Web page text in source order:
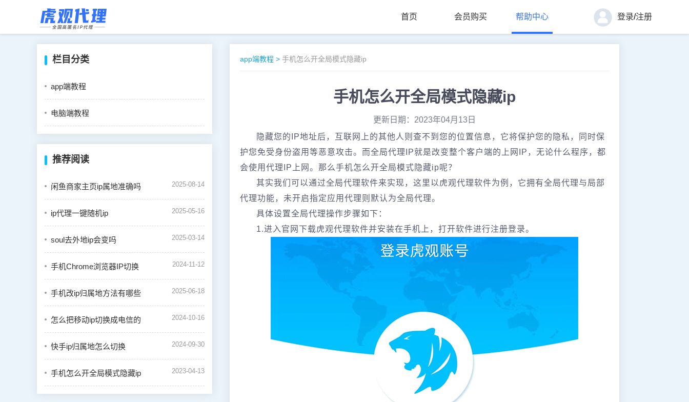
首页 会员购买 帮助中心 登录/注册
栏目分类
app端教程
电脑端教程
推荐阅读
闲鱼商家主页ip属地准确吗 2025-08-14
ip代理一键随机ip 2025-05-16
soul去外地ip会变吗 2025-03-14
手机Chrome浏览器IP切换 2024-11-12
手机改ip归属地方法有哪些 2025-06-18
怎么把移动ip切换成电信的 2024-10-16
快手ip归属地怎么切换 2024-09-30
手机怎么开全局模式隐藏ip 2023-04-13
app端教程 > 手机怎么开全局模式隐藏ip
手机怎么开全局模式隐藏ip
更新日期：2023年04月13日
隐藏您的IP地址后，互联网上的其他人则查不到您的位置信息，它将保护您的隐私，同时保
护您免受身份盗用等恶意攻击。而全局代理IP就是改变整个客户端的上网IP，无论什么程序，都
会使用代理IP上网。那么手机怎么开全局模式隐藏ip呢？
其实我们可以通过全局代理软件来实现，这里以虎观代理软件为例，它拥有全局代理与局部
代理功能，未开启指定应用代理则默认为全局代理。
具体设置全局代理操作步骤如下：
1.进入官网下载虎观代理软件并安装在手机上，打开软件进行注册登录。